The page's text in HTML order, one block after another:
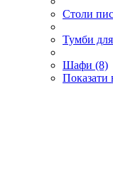
Столи
Тумби
Шафи (8)
Показати